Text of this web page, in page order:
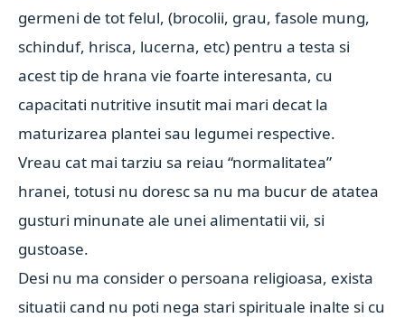
germeni de tot felul, (brocolii, grau, fasole mung,
schinduf, hrisca, lucerna, etc) pentru a testa si
acest tip de hrana vie foarte interesanta, cu
capacitati nutritive insutit mai mari decat la
maturizarea plantei sau legumei respective.
Vreau cat mai tarziu sa reiau “normalitatea”
hranei, totusi nu doresc sa nu ma bucur de atatea
gusturi minunate ale unei alimentatii vii, si
gustoase.
Desi nu ma consider o persoana religioasa, exista
situatii cand nu poti nega stari spirituale inalte si cu